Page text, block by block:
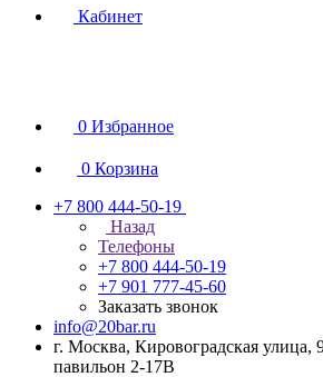
Кабинет
0 Избранное
0 Корзина
+7 800 444-50-19
Назад
Телефоны
+7 800 444-50-19
+7 901 777-45-60
Заказать звонок
info@20bar.ru
г. Москва, Кировоградская улица,
павильон 2-17В